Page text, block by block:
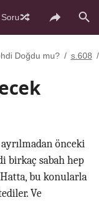
Doğdu mu? / s.608 /
önceki
birkaç sabah hep
Hatta, bu konularla
Ve